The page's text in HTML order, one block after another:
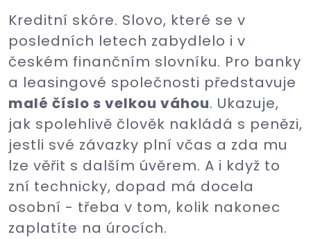
Kreditní skóre. Slovo, které se v
posledních letech zabydlelo i v
českém finančním slovníku. Pro banky
a leasingové společnosti představuje
malé číslo s velkou váhou. Ukazuje,
jak spolehlivě člověk nakládá s penězi,
jestli své závazky plní včas a zda mu
lze věřit s dalším úvěrem. A i když to
zní technicky, dopad má docela
osobní - třeba v tom, kolik nakonec
zaplatíte na úrocích.